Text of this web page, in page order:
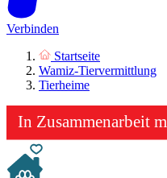
Verbinden
Startseite
Wamiz-Tiervermittlung
Tierheime